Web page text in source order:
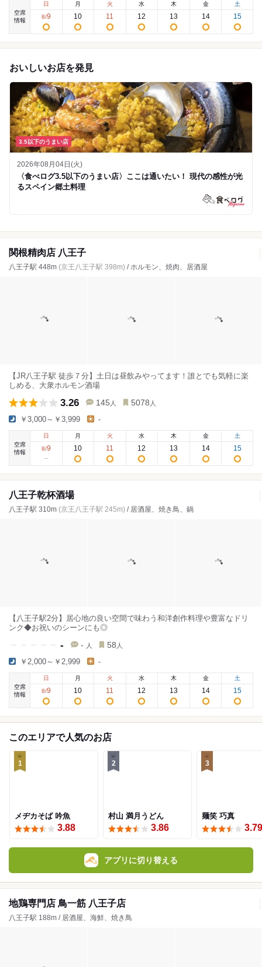
空席
情報
日
8/9
月
10
火
11
水
12
木
13
金
14
土
15
おいしいお店を発見
3.5以下のうまい店
2026年08月04日(火)
〈食べログ3.5以下のうまい店〉ここは通いたい！ 現代の感性が光
るスペイン郷土料理
関根精肉店 八王子
八王子駅 448m (京王八王子駅 398m) / ホルモン、焼肉、居酒屋
【JR八王子駅 徒歩７分】土日は昼飲みやってます！誰とでも気軽に楽
しめる、大衆ホルモン酒場
3.26 145 人 5078 人
￥3,000～￥3,999 -
空席
情報
日
8/9
月
10
火
11
水
12
木
13
金
14
土
15
八王子乾杯酒場
八王子駅 310m (京王八王子駅 245m) / 居酒屋、焼き鳥、鍋
【八王子駅2分】居心地の良い空間で味わう和洋創作料理や豊富なドリ
ンク◆お祝いのシーンにも◎
- - 人 58 人
￥2,000～￥2,999 -
空席
情報
日
8/9
月
10
火
11
水
12
木
13
金
14
土
15
このエリアで人気のお店
1
メヂカそば 吟魚
3.88
2
村山 満月うどん
3.86
3
麺笑 巧真
3.79
アプリに切り替える
地鶏専門店 鳥一筋 八王子店
八王子駅 188m / 居酒屋、海鮮、焼き鳥